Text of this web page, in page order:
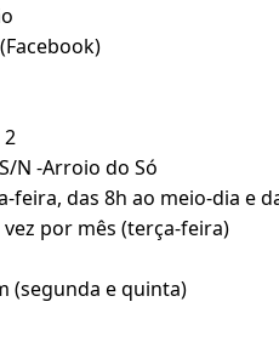
2
N -Arroio do Só
das 8h ao meio-dia e
por mês (terça-feira)
(segunda e quinta)